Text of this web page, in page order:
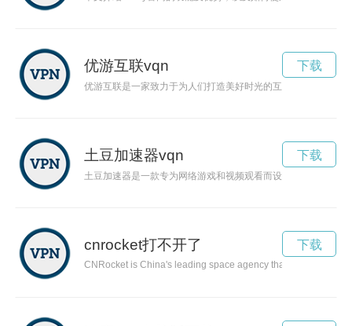
优游互联vqn
优游互联是一家致力于为人们打造美好时光的互联网公司。通
下载
土豆加速器vqn
土豆加速器是一款专为网络游戏和视频观看而设计的加速器软
下载
cnrocket打不开了
CNRocket is China's leading space agency that is pushing
下载